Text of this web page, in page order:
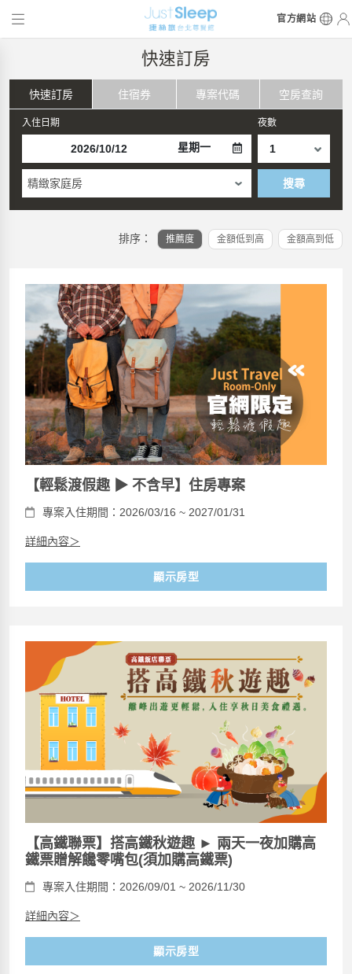
官方網站
快速訂房
快速訂房 住宿券 專案代碼 空房查詢
入住日期
星期一
夜數
精緻家庭房 搜尋
排序： 推薦度 金額低到高 金額高到低
【輕鬆渡假趣 ▶ 不含早】住房專案
專案入住期間：2026/03/16 ~ 2027/01/31
詳細內容＞
顯示房型
【高鐵聯票】搭高鐵秋遊趣 ► 兩天一夜加購高
鐵票贈解饞零嘴包(須加購高鐵票)
專案入住期間：2026/09/01 ~ 2026/11/30
詳細內容＞
顯示房型